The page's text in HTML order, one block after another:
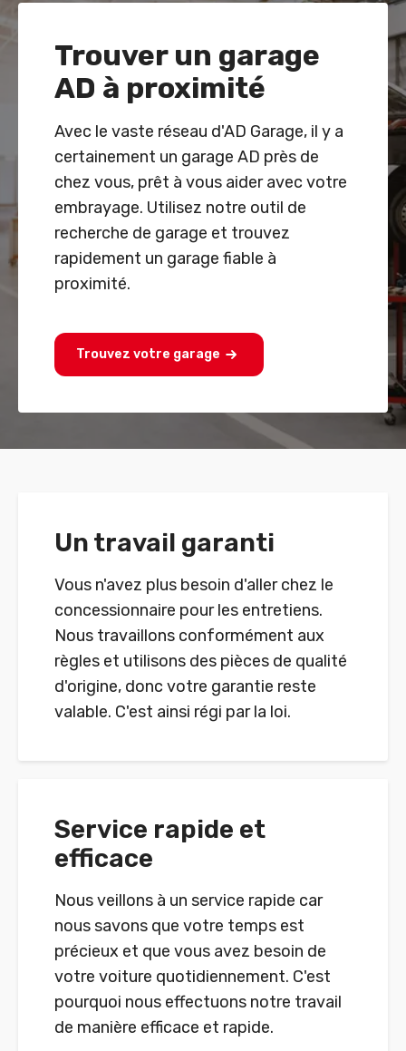
Trouver un garage
AD à proximité
Avec le vaste réseau d'AD Garage, il y a
certainement un garage AD près de
chez vous, prêt à vous aider avec votre
embrayage. Utilisez notre outil de
recherche de garage et trouvez
rapidement un garage fiable à
proximité.
Trouvez votre garage
Un travail garanti
Vous n'avez plus besoin d'aller chez le
concessionnaire pour les entretiens.
Nous travaillons conformément aux
règles et utilisons des pièces de qualité
d'origine, donc votre garantie reste
valable. C'est ainsi régi par la loi.
Service rapide et
efficace
Nous veillons à un service rapide car
nous savons que votre temps est
précieux et que vous avez besoin de
votre voiture quotidiennement. C'est
pourquoi nous effectuons notre travail
de manière efficace et rapide.